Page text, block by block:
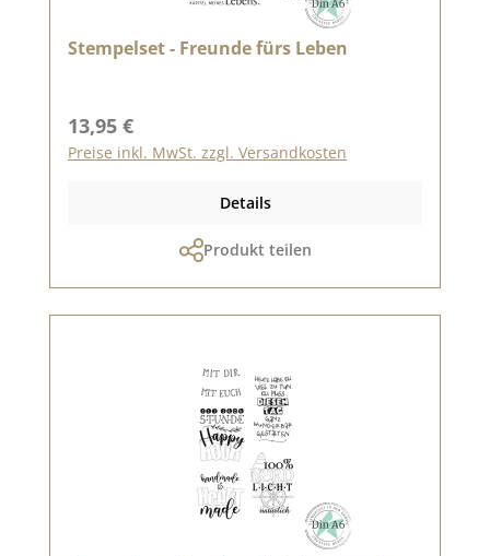
Stempelset - Freunde fürs Leben
Regulärer Preis:
13,95 €
Preise inkl. MwSt. zzgl. Versandkosten
Details
Produkt teilen